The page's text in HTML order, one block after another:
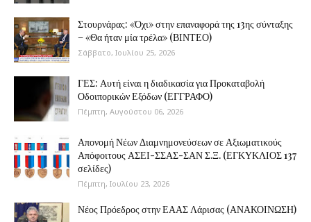
Στουρνάρας: «Όχι» στην επαναφορά της 13ης σύνταξης
– «Θα ήταν μία τρέλα» (ΒΙΝΤΕΟ)
Σάββατο, Ιουλίου 25, 2026
ΓΕΣ: Αυτή είναι η διαδικασία για Προκαταβολή
Οδοιπορικών Εξόδων (ΕΓΓΡΑΦΟ)
Πέμπτη, Αυγούστου 06, 2026
Απονομή Νέων Διαμνημονεύσεων σε Αξιωματικούς
Απόφοιτους ΑΣΕΙ-ΣΣΑΣ-ΣΑΝ Σ.Ξ. (ΕΓΚΥΚΛΙΟΣ 137
σελίδες)
Πέμπτη, Ιουλίου 23, 2026
Νέος Πρόεδρος στην ΕΑΑΣ Λάρισας (ΑΝΑΚΟΙΝΩΣΗ)